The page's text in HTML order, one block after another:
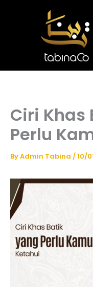
Ciri Khas
Perlu
ByAdmin Tabina /10/